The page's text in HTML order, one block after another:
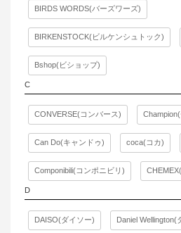
BIRDS WORDS(バーズワーズ)
BIRKENSTOCK(ビルケンシュトック)
Bshop(ビショップ)
C
CONVERSE(コンバース)
Can Do(キャンドゥ) coca(コカ)
Componibili(コンポニビリ)
D
DAISO(ダイソー) Daniel Wellington(